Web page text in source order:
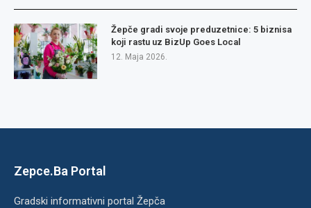
Žepče gradi svoje preduzetnice: 5 biznisa
koji rastu uz BizUp Goes Local
12. Maja 2026.
Zepce.Ba Portal
Gradski informativni portal Žepča